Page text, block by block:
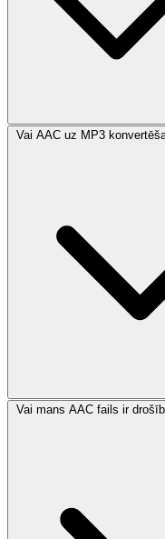
Vai AAC uz MP3
Vai mans AAC fails ir